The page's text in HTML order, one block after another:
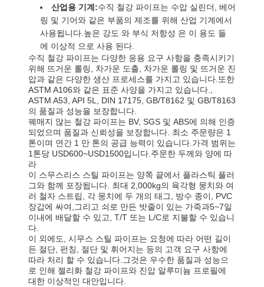
산업용 기계:수직 철강 파이프는 수압 실린더, 베어
링 및 기어와 같은 부품의 제조를 위해 산업 기계에서
사용됩니다.높은 강도 와 부식 저항성 은 이 용도 들
에 이상적 으로 사용 된다.
수직 철강 파이프는 다양한 응용 요구 사항을 충족시키기
위해 뜨거운 롤링, 차가운 도출, 차가운 롤링 및 뜨거운 진
압과 같은 다양한 생산 프로세스를 가지고 있습니다.또한
ASTM A106와 같은 표준 사양을 가지고 있습니다.,
ASTM A53, API 5L, DIN 17175, GB/T8162 및 GB/T8163
의 품질과 성능을 보장합니다.
꿰매지 않는 철강 파이프는 BV, SGS 및 ABS에 의해 인증
되었으며 품질과 신뢰성을 보장합니다. 최소 주문량은 1
톤이며 연간 1 만 톤의 공급 능력이 있습니다.가격 범위는
1톤당 USD600~USD1500입니다.주문한 두께와 양에 따
라
이 스무스리스 스틸 파이프는 양쪽 끝에서 플라스틱 플러
그와 함께 포장됩니다. 최대 2,000kg의 육각형 뭉치와 여
러 철자 스트립, 각 뭉치에 두 개의 태그, 방수 종이, PVC
장갑에 싸여,그리고 쇠로 만든 밧줄이 있는 가죽과5~7일
이내에 배달할 수 있고, T/T 또는 L/C로 지불할 수 있습니
다.
이 외에도, 시무스 스틸 파이프는 요청에 따라 어떤 길이
든 절단, 펀칭, 절단 및 휘어지는 등의 고객 요구 사항에
따라 처리 할 수 있습니다.그것은 우수한 품질과 성능으
로 인해 젤리화 철강 파이프와 진압 알루미늄 프로필에
대한 이상적인 대안입니다.